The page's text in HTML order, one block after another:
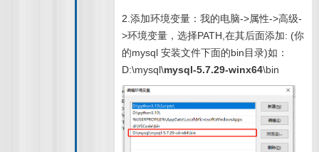
2.添加环境变量：我的电脑->属性->高级-
>环境变量，选择PATH,在其后面添加: (你
的mysql 安装文件下面的bin目录)如：
D:\mysql\mysql-5.7.29-winx64\bin